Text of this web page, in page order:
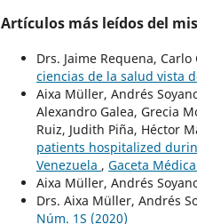
Artículos más leídos del
Drs. Jaime Requena,
ciencias de la salud vista
Aixa Müller, Andrés
Alexandro Galea, Grecia
Ruiz, Judith Piña, Héctor
patients hospitalized
Venezuela , Gaceta
Aixa Müller, Andrés
Drs. Aixa Müller, Andrés
Núm. 1S (2020)